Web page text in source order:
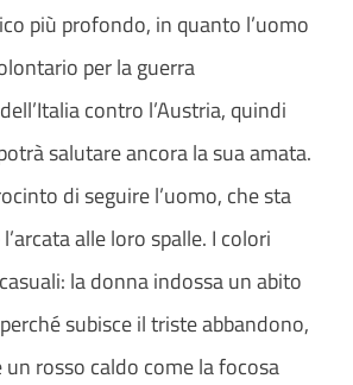
più profondo, in quanto l’uomo
per la guerra
contro l’Austria, quindi
salutare ancora la sua amata.
di seguire l’uomo, che sta
alle loro spalle. I colori
la donna indossa un abito
subisce il triste abbandono,
rosso caldo come la focosa